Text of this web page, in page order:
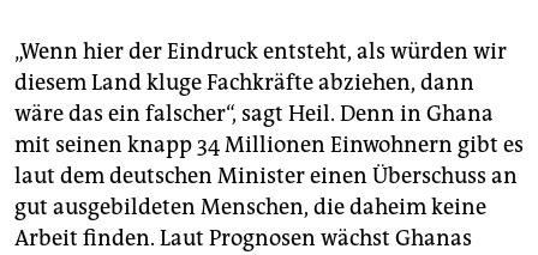
„Wenn hier der Eindruck entsteht, als würden wir
diesem Land kluge Fachkräfte abziehen, dann
wäre das ein falscher“, sagt Heil. Denn in Ghana
mit seinen knapp 34 Millionen Einwohnern gibt es
laut dem deutschen Minister einen Überschuss an
gut ausgebildeten Menschen, die daheim keine
Arbeit finden. Laut Prognosen wächst Ghanas